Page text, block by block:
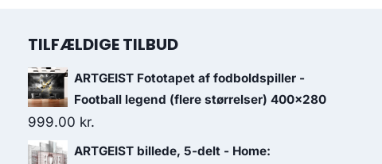
TILFÆLDIGE TILBUD
ARTGEIST Fototapet af fodboldspiller -
Football legend (flere størrelser) 400x280
999.00 kr.
ARTGEIST billede, 5-delt - Home: